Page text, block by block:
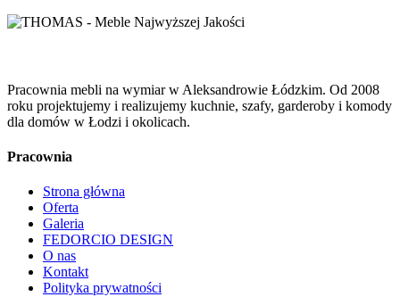
Pracownia mebli na wymiar w Aleksandrowie Łódzkim. Od 2008
roku projektujemy i realizujemy kuchnie, szafy, garderoby i komody
dla domów w Łodzi i okolicach.
Pracownia
Strona główna
Oferta
Galeria
FEDORCIO DESIGN
O nas
Kontakt
Polityka prywatności